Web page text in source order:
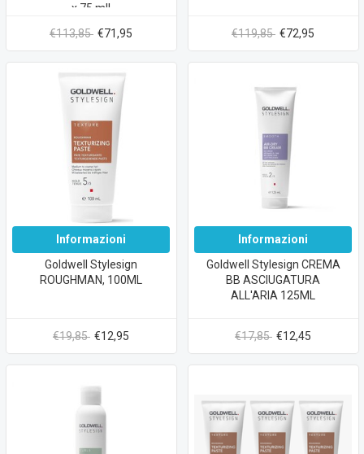
x 75 ml!
€113,85 €71,95 €119,85 €72,95
Informazioni
Goldwell Stylesign
ROUGHMAN, 100ML
€19,85 €12,95
Informazioni
Goldwell Stylesign CREMA
BB ASCIUGATURA
ALL'ARIA 125ML
€17,85 €12,45